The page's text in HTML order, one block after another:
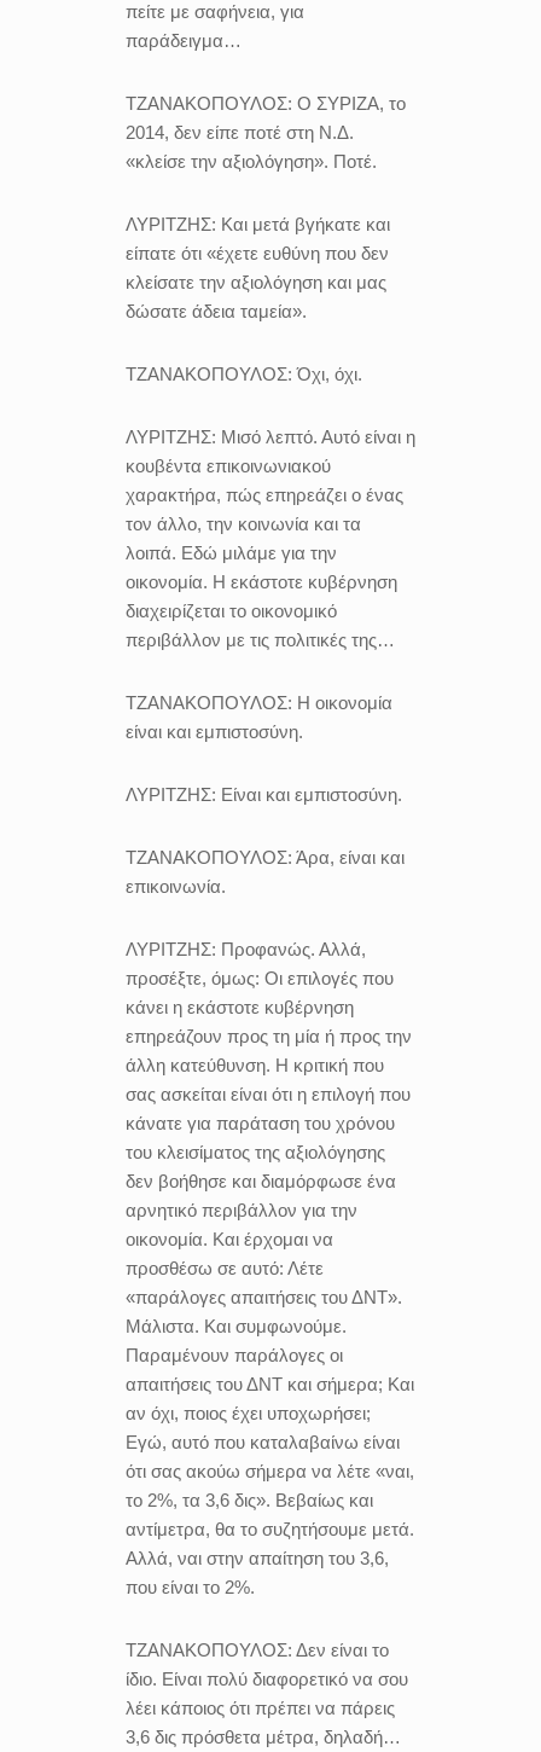
πείτε με σαφήνεια, για
παράδειγμα…
ΤΖΑΝΑΚΟΠΟΥΛΟΣ: Ο ΣΥΡΙΖΑ, το
2014, δεν είπε ποτέ στη Ν.Δ.
«κλείσε την αξιολόγηση». Ποτέ.
ΛΥΡΙΤΖΗΣ: Και μετά βγήκατε και
είπατε ότι «έχετε ευθύνη που δεν
κλείσατε την αξιολόγηση και μας
δώσατε άδεια ταμεία».
ΤΖΑΝΑΚΟΠΟΥΛΟΣ:Όχι, όχι.
ΛΥΡΙΤΖΗΣ: Μισό λεπτό. Αυτό είναι η
κουβέντα επικοινωνιακού
χαρακτήρα, πώς επηρεάζει ο ένας
τον άλλο, την κοινωνία και τα
λοιπά. Εδώ μιλάμε για την
οικονομία. Η εκάστοτε κυβέρνηση
διαχειρίζεται το οικονομικό
περιβάλλον με τις πολιτικές της…
ΤΖΑΝΑΚΟΠΟΥΛΟΣ: Η οικονομία
είναι και εμπιστοσύνη.
ΛΥΡΙΤΖΗΣ: Είναι και εμπιστοσύνη.
ΤΖΑΝΑΚΟΠΟΥΛΟΣ: Άρα, είναι και
επικοινωνία.
ΛΥΡΙΤΖΗΣ: Προφανώς. Αλλά,
προσέξτε, όμως: Οι επιλογές που
κάνει η εκάστοτε κυβέρνηση
επηρεάζουν προς τη μία ή προς την
άλλη κατεύθυνση. Η κριτική που
σας ασκείται είναι ότι η επιλογή που
κάνατε για παράταση του χρόνου
του κλεισίματος της αξιολόγησης
δεν βοήθησε και διαμόρφωσε ένα
αρνητικό περιβάλλον για την
οικονομία. Και έρχομαι να
προσθέσω σε αυτό: Λέτε
«παράλογες απαιτήσεις του ΔΝΤ».
Μάλιστα. Και συμφωνούμε.
Παραμένουν παράλογες οι
απαιτήσεις του ΔΝΤ και σήμερα; Και
αν όχι, ποιος έχει υποχωρήσει;
Εγώ, αυτό που καταλαβαίνω είναι
ότι σας ακούω σήμερα να λέτε «ναι,
το 2%, τα 3,6 δις». Βεβαίως και
αντίμετρα, θα το συζητήσουμε μετά.
Αλλά, ναι στην απαίτηση του 3,6,
που είναι το 2%.
ΤΖΑΝΑΚΟΠΟΥΛΟΣ: Δεν είναι το
ίδιο. Είναι πολύ διαφορετικό να σου
λέει κάποιος ότι πρέπει να πάρεις
3,6 δις πρόσθετα μέτρα, δηλαδή…